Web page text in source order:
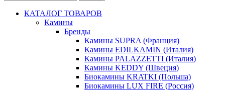
КАТАЛОГ ТОВАРОВ
Камины
Бренды
Камины SUPRA (Франция)
Камины EDILKAMIN (Италия)
Камины PALAZZETTI (Италия)
Камины KEDDY (Швеция)
Биокамины KRATKI (Польша)
Биокамины LUX FIRE (Россия)